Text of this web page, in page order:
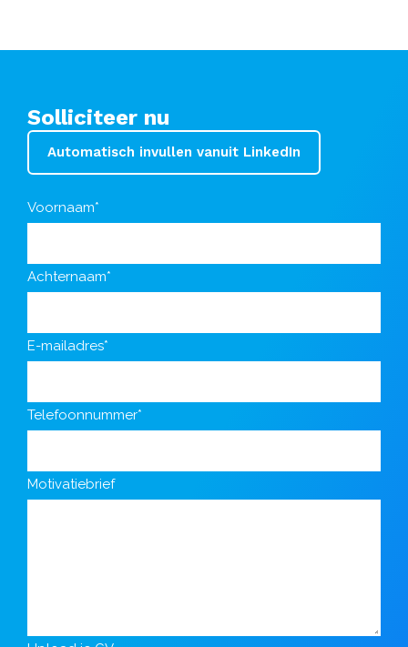
Solliciteer nu
Automatisch invullen vanuit LinkedIn
Voornaam*
Achternaam*
E-mailadres*
Telefoonnummer*
Motivatiebrief